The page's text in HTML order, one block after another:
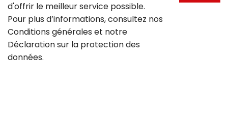
d'offrir le meilleur service possible.
Pour plus d’informations, consultez nos
Conditions générales et notre
Déclaration sur la protection des
données.